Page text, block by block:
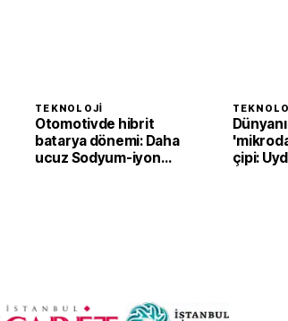
TEKNOLOJI
Otomotivde hibrit
batarya dönemi: Daha
ucuz Sodyum-iyon
çipi: